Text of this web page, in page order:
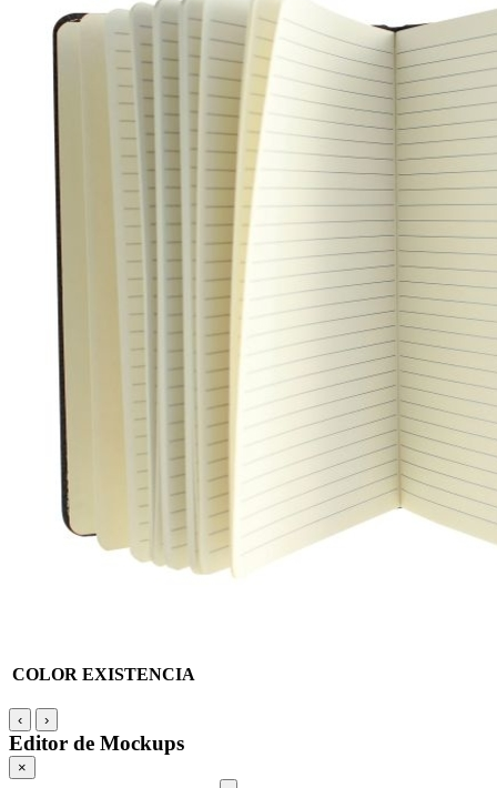
COLOR EXISTENCIA
‹ ›
Editor de Mockups
×